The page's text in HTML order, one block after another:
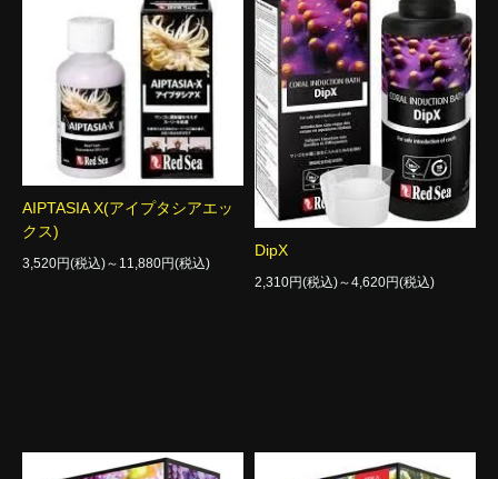
AIPTASIA X(アイプタシアエッ
クス)
3,520円(税込)～11,880円(税込)
DipX
2,310円(税込)～4,620円(税込)